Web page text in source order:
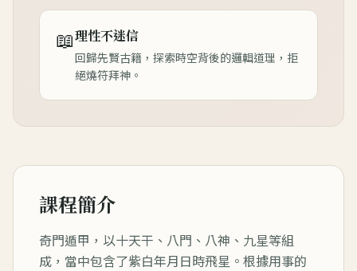
📖理性不迷信
回歸先賢古籍，探索時空背後的邏輯道理，拒
絕燒符拜神。
課程簡介
奇門遁甲，以十天干、八門、八神、九星等組
成，當中包含了紫白年月日時飛星。根據用事的